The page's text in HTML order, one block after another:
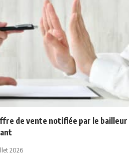
de vente notifiée par le bailleur
2026